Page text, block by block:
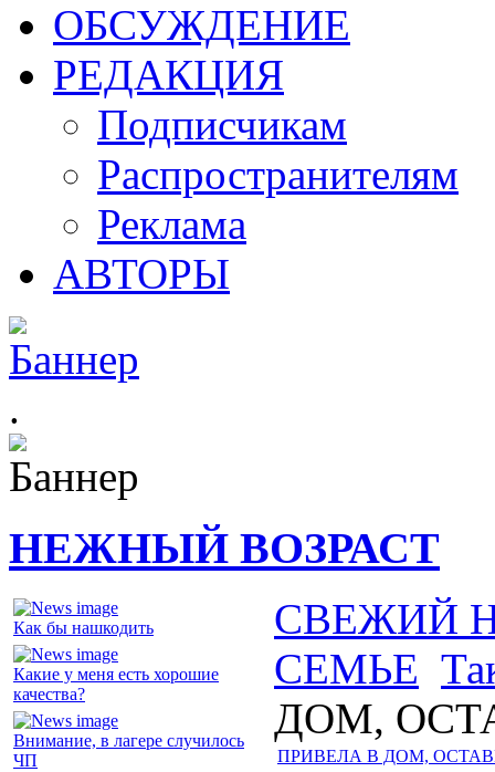
ОБСУЖДЕНИЕ
РЕДАКЦИЯ
Подписчикам
Распространителям
Реклама
АВТОРЫ
.
НЕЖНЫЙ ВОЗРАСТ
Как бы нашкодить
Какие у меня есть хорошие
качества?
Внимание, в лагере случилось
ЧП
СВЕЖИЙ
СЕМЬЕ
ДОМ,
ПРИВЕЛА В ДОМ,